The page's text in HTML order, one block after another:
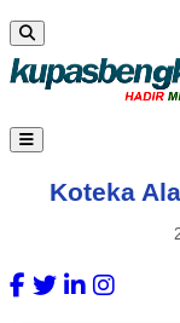
Koteka